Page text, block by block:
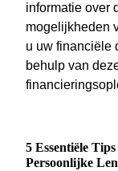
informatie over
mogelijkheden
u uw financiële
behulp van
5 Essentiële
Persoonlijke